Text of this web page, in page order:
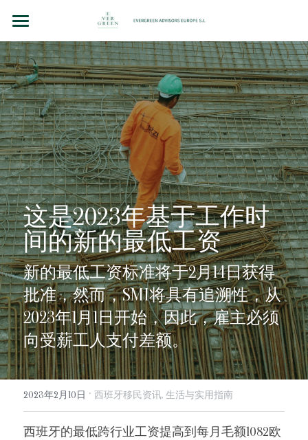
主页
团队故事
法律顾问（BCN LEX）
房地产投资
企业并购和投资
洞察（BLOG）
联系我们
Chinese
Chinese
Español
+34 610 154 700 （WhatsApp）
info@evergreen-eu.com
这是2023年基于工作时
间的新的最低工资
新的最低工资标准将于2月14日获得
批准，然而，SMI将具有追溯性，从
2023年1月1日开始，因此，雇主必须
向受薪工人支付差额。
2023年2月10日 · 西班牙移民资讯, 生活与实用指南
西班牙的最低跨行业工资提高到每月毛额1082欧